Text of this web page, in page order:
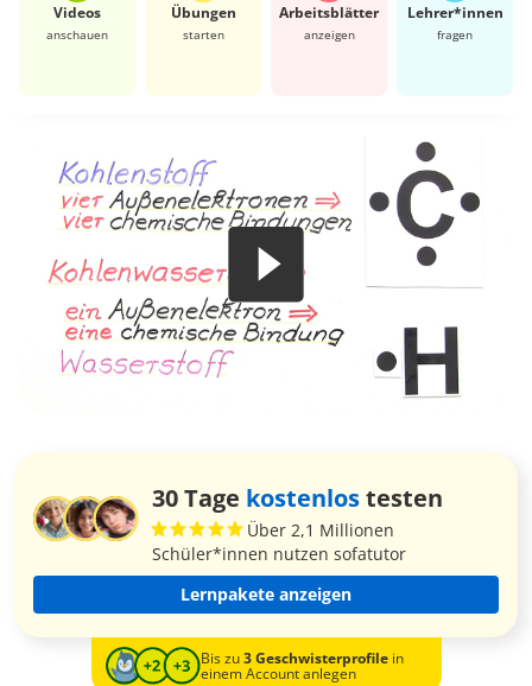
Videos
anschauen
Übungen
starten
Arbeits­blätter
anzeigen
Lehrer*​innen
fragen
30 Tage kostenlostesten
Über 2,1 Millionen
Schüler*innen nutzen sofatutor
Lernpakete anzeigen
Bis zu3 Geschwisterprofilein
einem Account anlegen